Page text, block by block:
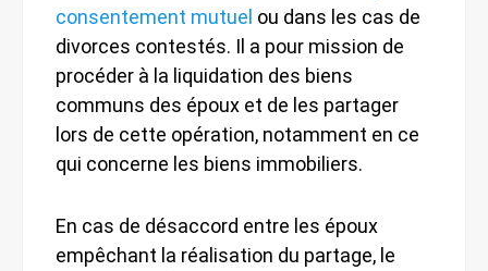
consentement mutuel ou dans les cas de
divorces contestés. Il a pour mission de
procéder à la liquidation des biens
communs des époux et de les partager
lors de cette opération, notamment en ce
qui concerne les biens immobiliers.
En cas de désaccord entre les époux
empêchant la réalisation du partage, le